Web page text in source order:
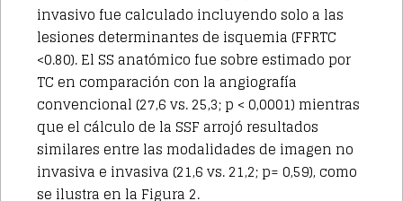
invasivo fue calculado incluyendo solo a las
lesiones determinantes de isquemia (FFRTC
<0.80). El SS anatómico fue sobre estimado por
TC en comparación con la angiografía
convencional (27,6 vs. 25,3; p < 0,0001) mientras
que el cálculo de la SSF arrojó resultados
similares entre las modalidades de imagen no
invasiva e invasiva (21,6 vs. 21,2; p= 0,59), como
se ilustra en la Figura 2.